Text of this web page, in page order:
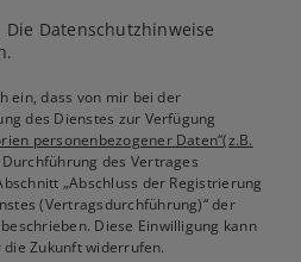
Die Datenschutzhinweise
ein, dass von mir bei der
des Dienstes zur Verfügung
personenbezogener Daten“(z.B.
Durchführung des Vertrages
„Abschluss der Registrierung
(Vertragsdurchführung)“ der
Diese Einwilligung kann
Zukunft widerrufen.